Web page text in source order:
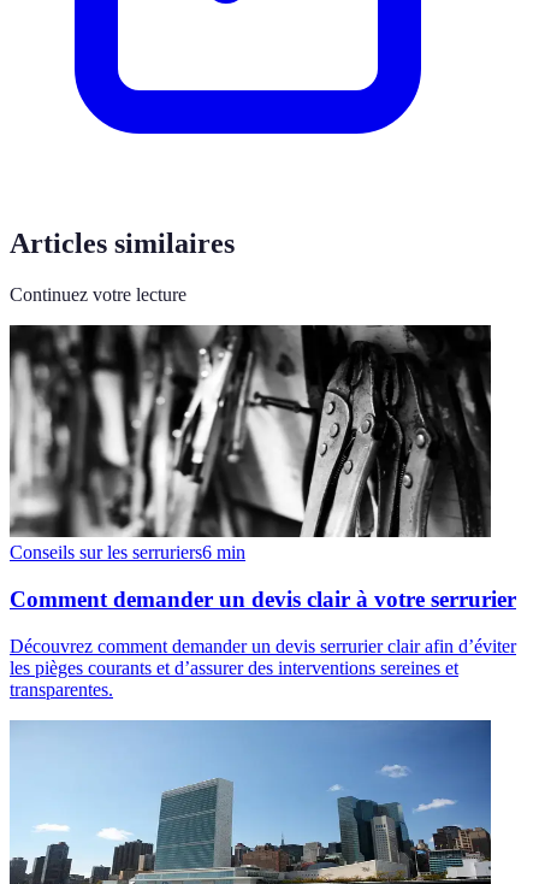
Articles similaires
Continuez votre lecture
Conseils sur les serruriers6 min
Comment demander un devis clair à votre serrurier
Découvrez comment demander un devis serrurier clair afin d’éviter
les pièges courants et d’assurer des interventions sereines et
transparentes.